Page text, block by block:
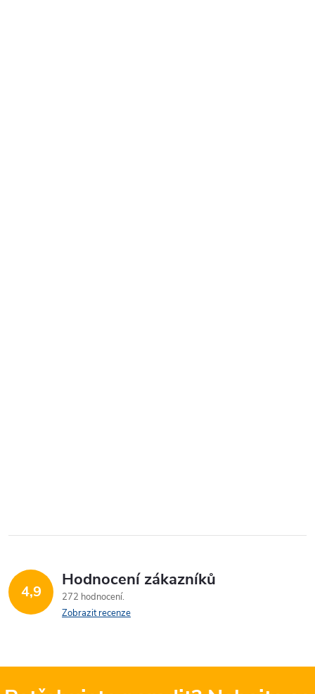
4,9
Hodnocení zákazníků
272 hodnocení
Zobrazit recenze